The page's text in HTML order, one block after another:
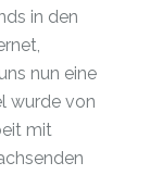
in den
nun eine
wurde von
mit